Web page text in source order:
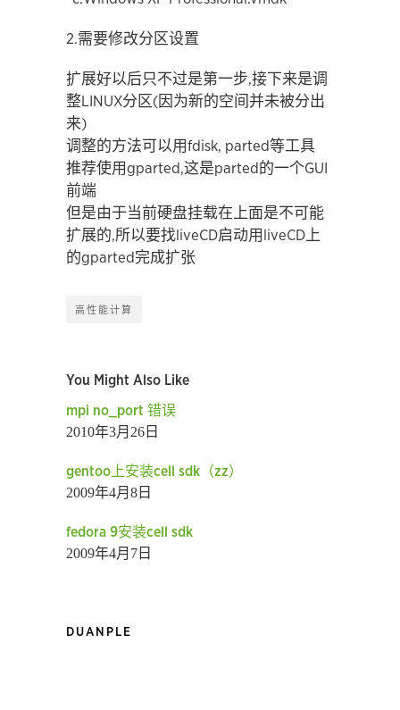
2.需要修改分区设置
扩展好以后只不过是第一步,接下来是调
整LINUX分区(因为新的空间并未被分出
来)
调整的方法可以用fdisk, parted等工具
推荐使用gparted,这是parted的一个GUI
前端
但是由于当前硬盘挂载在上面是不可能
扩展的,所以要找liveCD启动用liveCD上
的gparted完成扩张
高性能计算
You Might Also Like
mpi no_port 错误
2010年3月26日
gentoo上安装cell sdk（zz）
2009年4月8日
fedora 9安装cell sdk
2009年4月7日
DUANPLE